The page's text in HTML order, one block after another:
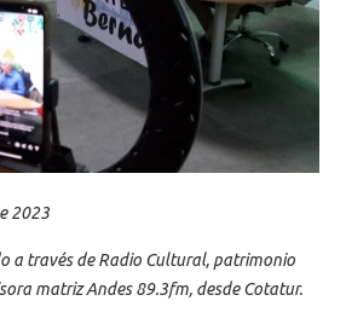
2023
a través de Radio Cultural, patrimonio
matriz Andes 89.3fm, desde Cotatur.